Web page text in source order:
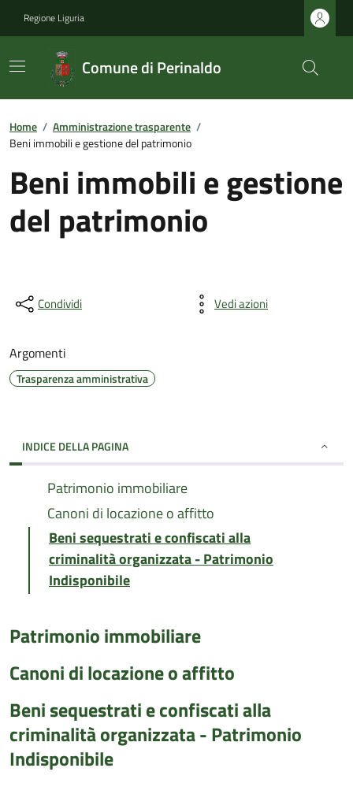
Regione Liguria
Comune di Perinaldo
Home / Amministrazione trasparente /
Beni immobili e gestione del patrimonio
Beni immobili e gestione
del patrimonio
Condividi Vedi azioni
Argomenti
Trasparenza amministrativa
INDICE DELLA PAGINA
Patrimonio immobiliare
Canoni di locazione o affitto
Beni sequestrati e confiscati alla
criminalità organizzata - Patrimonio
Indisponibile
Patrimonio immobiliare
Canoni di locazione o affitto
Beni sequestrati e confiscati alla
criminalità organizzata - Patrimonio
Indisponibile